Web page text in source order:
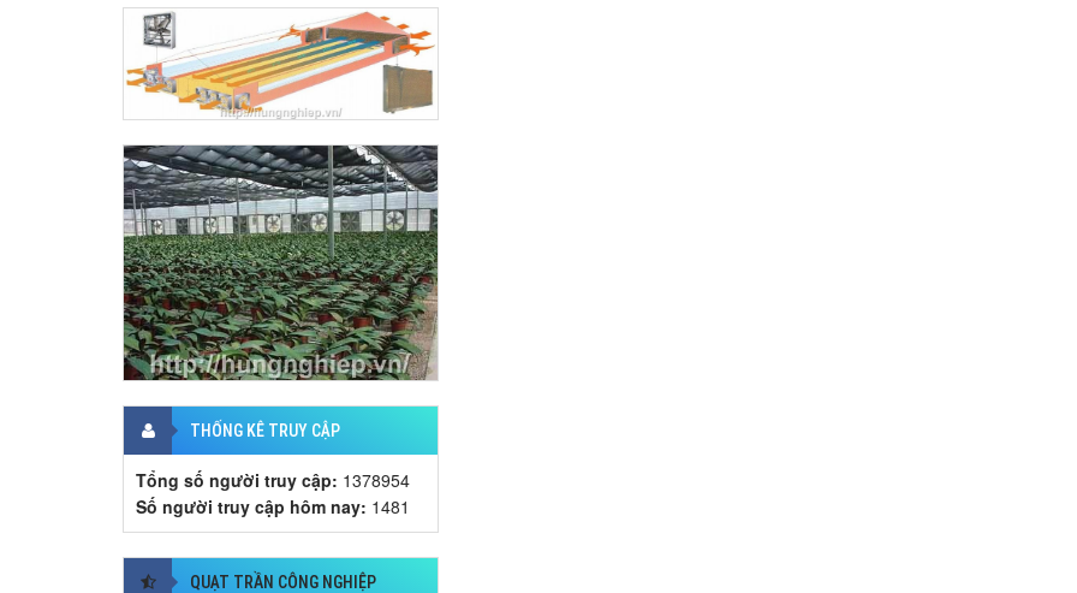
THỐNG KÊ TRUY CẬP
Tổng số người truy cập: 1378954
Số người truy cập hôm nay: 1481
QUẠT TRẦN CÔNG NGHIỆP